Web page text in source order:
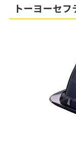
トーヨーセ